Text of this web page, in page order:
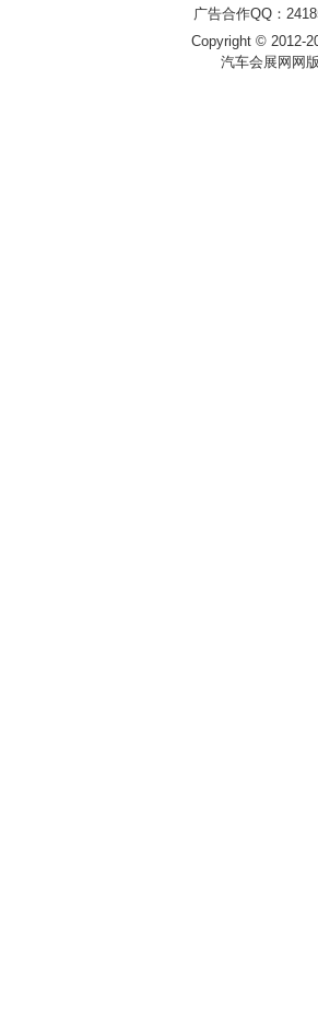
广告合作QQ：
Copyright © 2012-
汽车会展网网